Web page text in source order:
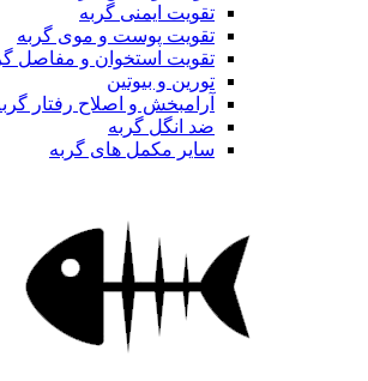
تقویت ایمنی گربه
تقویت پوست و موی گربه
تقویت استخوان و مفاصل
تورین و بیوتین
آرامبخش و اصلاح رفتار
ضد انگل گربه
سایر مکمل های گربه